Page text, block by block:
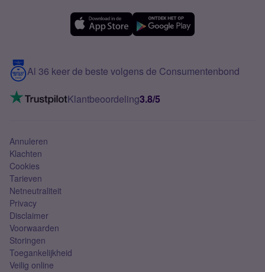
Meerdere nummers
5G internet
Mobiel internet
Mobiel abonnement
Contact
VoLTE 4G bellen
Al 36 keer de beste volgens de Consumentenbond
Klantbeoordeling3.8/5
Annuleren
Klachten
Cookies
Tarieven
Netneutraliteit
Privacy
Disclaimer
Voorwaarden
Storingen
Toegankelijkheid
Veilig online